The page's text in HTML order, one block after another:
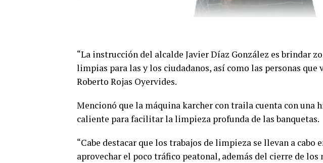
“La instrucción del alcalde Javier Díaz González es brindar
limpias para las y los ciudadanos, así como las personas
Roberto Rojas Oyervides.
Mencionó que la máquina karcher con traila cuenta con una
caliente para facilitar la limpieza profunda de las banquetas.
“Cabe destacar que los trabajos de limpieza se llevan a cabo
aprovechar el poco tráfico peatonal, además del cierre de los